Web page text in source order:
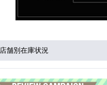
店舗別在庫状況